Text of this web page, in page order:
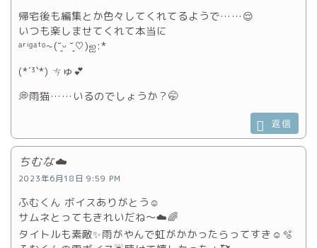
帰宅後も編集とか色々してくれてるようで……😌
いつも楽しませてくれて本当に
ᵃʳⁱᵍᵃᵗᵒ~(˘͈ᵕ ˘͈♡)ஐ:*
(*´³`*) ㄘゅ💕
💭雨猫……いるのでしょうか？🤭
返信
ちむな☁️
2023年6月18日 9:59 PM
ふむくん ボイスありがとう☺️
サムネとってもきれいだね〜☁️🌈
タイトルも素敵✨雨がやんで虹がかかったらってすき☺️🫧